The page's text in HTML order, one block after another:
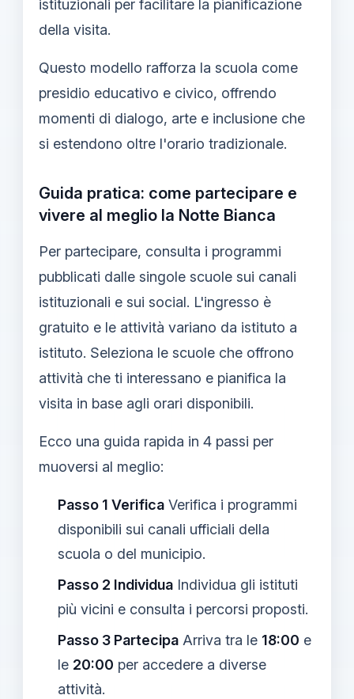
istituzionali per facilitare la pianificazione
della visita.
Questo modello rafforza la scuola come
presidio educativo e civico, offrendo
momenti di dialogo, arte e inclusione che
si estendono oltre l'orario tradizionale.
Guida pratica: come partecipare e
vivere al meglio la Notte Bianca
Per partecipare, consulta i programmi
pubblicati dalle singole scuole sui canali
istituzionali e sui social. L'ingresso è
gratuito e le attività variano da istituto a
istituto. Seleziona le scuole che offrono
attività che ti interessano e pianifica la
visita in base agli orari disponibili.
Ecco una guida rapida in 4 passi per
muoversi al meglio:
Passo 1 Verifica Verifica i programmi
disponibili sui canali ufficiali della
scuola o del municipio.
Passo 2 Individua Individua gli istituti
più vicini e consulta i percorsi proposti.
Passo 3 Partecipa Arriva tra le 18:00 e
le 20:00 per accedere a diverse
attività.